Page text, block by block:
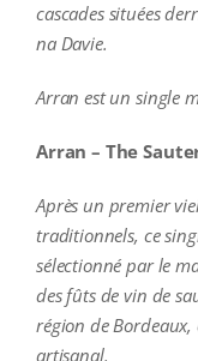
cascades situées
na Davie.
Arran est un single
Arran – The
Après un premier
traditionnels, ce
sélectionné par le
des fûts de vin de
région de
artisanal.